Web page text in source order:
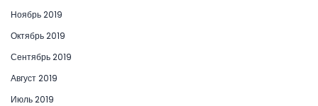
Ноябрь 2019
Октябрь 2019
Сентябрь 2019
Август 2019
Июль 2019